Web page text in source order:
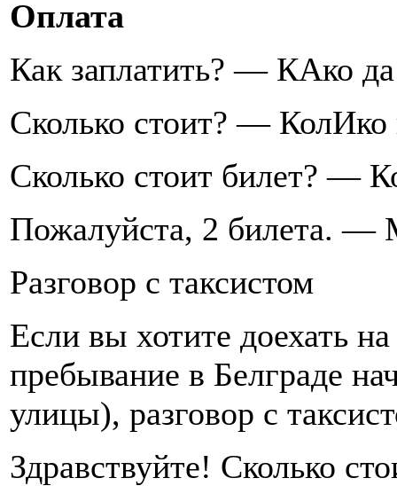
Оплата
Как заплатить? — КАко
Сколько стоит? —
Сколько стоит билет? —
Пожалуйста, 2 билета. —
Разговор с таксистом
Если вы хотите доехать
пребывание в Белграде
улицы), разговор с
Здравствуйте! Сколько